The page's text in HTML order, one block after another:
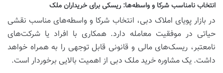
انتخاب نامناسب شرکا و واسطه‌ها: ریسکی برای خریداران ملک
در بازار پویای املاک دبی، انتخاب شرکا و واسطه‌های مناسب نقشی
حیاتی در موفقیت معامله دارد. همکاری با افراد یا شرکت‌های
نامعتبر، ریسک‌های مالی و قانونی قابل توجهی را به همراه خواهد
داشت. یک مشاوره خرید ملک دبی از اهمیت بالایی برخوردار است.